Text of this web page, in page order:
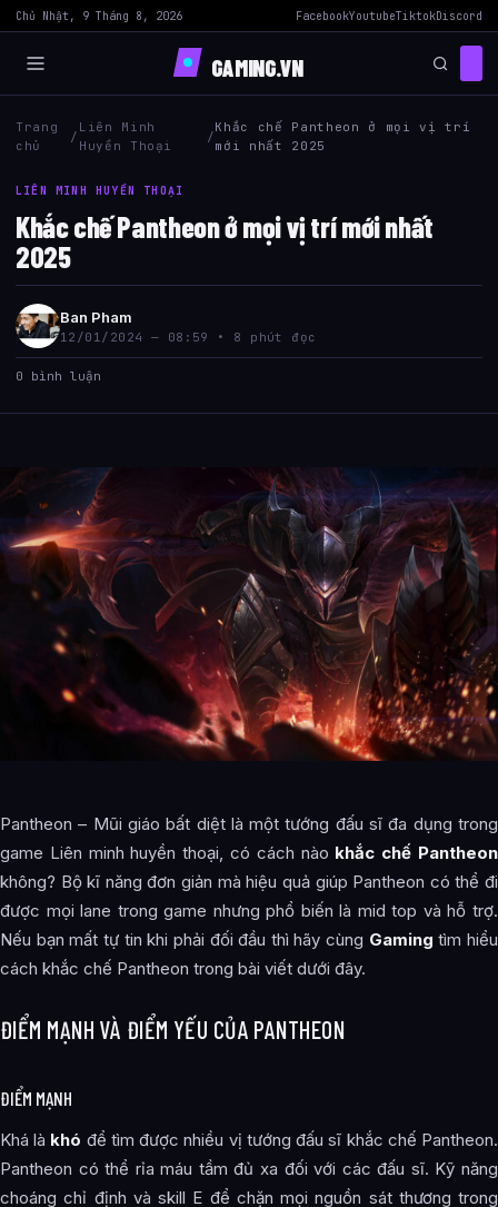
Chủ Nhật, 9 Tháng 8, 2026 FacebookYoutubeTiktokDiscord
GAMING.VN
Trang
chủ
/
Liên Minh
Huyền Thoại
/
Khắc chế Pantheon ở mọi vị trí
mới nhất 2025
LIÊN MINH HUYỀN THOẠI
Khắc chế Pantheon ở mọi vị trí mới nhất
2025
Ban Pham
12/01/2024 — 08:59 • 8 phút đọc
0 bình luận
Pantheon – Mũi giáo bất diệt là một tướng đấu sĩ đa dụng trong
game Liên minh huyền thoại, có cách nào khắc chế Pantheon
không? Bộ kĩ năng đơn giản mà hiệu quả giúp Pantheon có thể đi
được mọi lane trong game nhưng phổ biến là mid top và hỗ trợ.
Nếu bạn mất tự tin khi phải đối đầu thì hãy cùng Gaming tìm hiểu
cách khắc chế Pantheon trong bài viết dưới đây.
ĐIỂM MẠNH VÀ ĐIỂM YẾU CỦA PANTHEON
ĐIỂM MẠNH
Khá là khó để tìm được nhiều vị tướng đấu sĩ khắc chế Pantheon.
Pantheon có thể rỉa máu tầm đủ xa đối với các đấu sĩ. Kỹ năng
choáng chỉ định và skill E để chặn mọi nguồn sát thương trong